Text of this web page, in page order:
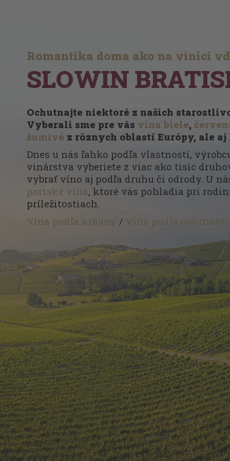
Romantika doma ako na vinici
SLOWIN
Ochutnajte niektoré z našich
Vyberali sme pre vás vína biele,
šumivé z rôznych oblastí Európy, ale aj
Dnes u nás ľahko podľa vlastností,
vinárstva vyberiete z viac ako tisíc
vybrať víno aj podľa druhu či odrody. U
portské vína, ktoré vás pohladia pri
príležitostiach.
Vína podľa krajiny / Vína podľa